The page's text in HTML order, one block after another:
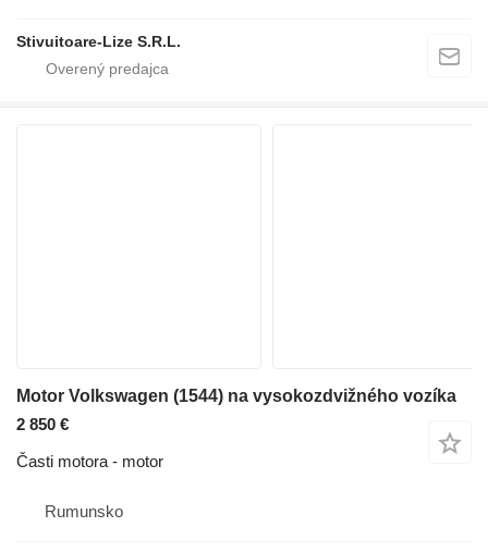
Stivuitoare-Lize S.R.L.
Motor Volkswagen (1544) na vysokozdvižného vozíka
2 850 €
Časti motora - motor
Rumunsko